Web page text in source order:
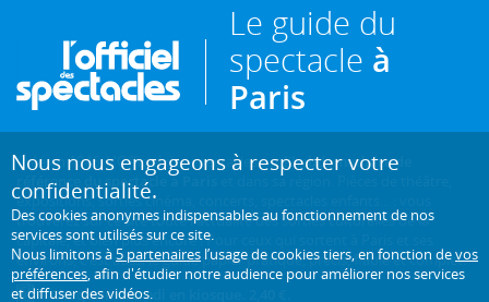
Le guide du
spectacle à
Paris
Créé en 1946, L'Officiel des spectacles estl'hebdomadaire de
référence du spectacle à Paris
et dans sa région. Pièces de théâtre,
expositions, sorties cinéma, concerts, spectacles enfants... : vous
trouverez sur ce site toute l'actualité des sorties culturelles de la
capitale, et bien plus encore ! Pour ceux qui sortent à Paris et ses
environs, c'est aussi le guide papier pratique, précis, fiable et complet.
Chaque mercredi en kiosque. 2,40 €.
Nous nous engageons à respecter votre
confidentialité.
Des cookies anonymes indispensables au fonctionnement de nos
services sont utilisés sur ce site.
Nous limitons à5 partenaires l’usage de cookies tiers, en fonction devos
préférences, afin d'étudier notre audience pour améliorer nos services
et diffuser des vidéos.